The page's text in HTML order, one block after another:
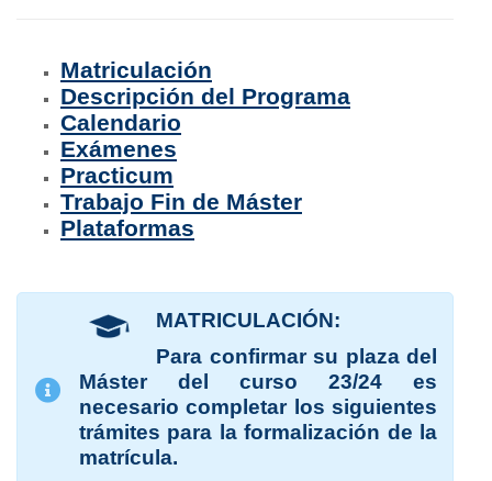
Matriculación
Descripción del Programa
Calendario
Exámenes
Practicum
Trabajo Fin de Máster
Plataformas
MATRICULACIÓN:
Para confirmar su plaza del
Máster del curso 23/24 es
necesario completar los siguientes
trámites para la formalización de la
matrícula.